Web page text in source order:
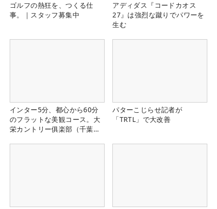
ゴルフの熱狂を、つくる仕
事。｜スタッフ募集中
アディダス『コードカオス
27』は強烈な蹴りでパワーを
生む
インター5分、都心から60分
のフラットな美観コース。大
栄カントリー俱楽部（千葉
パターこじらせ記者が
「TRTL」で大改善